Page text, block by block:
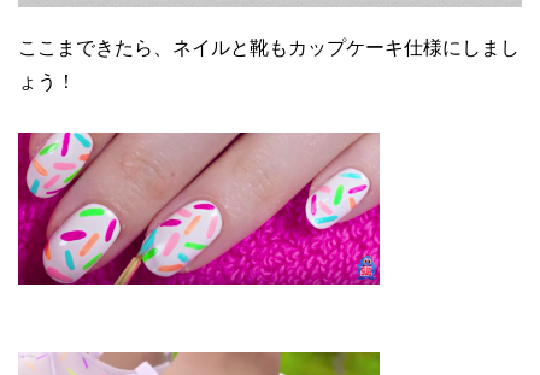
ここまできたら、ネイルと靴もカップケーキ仕様にしまし
ょう！